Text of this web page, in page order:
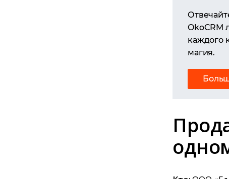
OkoCRM
каждого
магия.